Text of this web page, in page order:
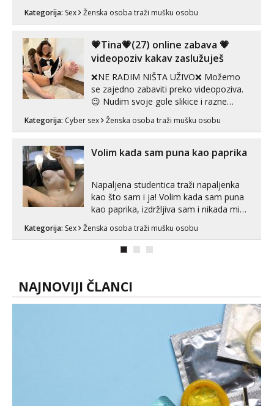
Kategorija: Sex Ženska osoba traži mušku osobu
💗Tina💗(27) online zabava 💗
videopoziv kakav zaslužuješ
❌NE RADIM NIŠTA UŽIVO❌ Možemo
se zajedno zabaviti preko videopoziva.
😉 Nudim svoje gole slikice i razne
videouradke. 🤩 Za online zabavu pošalji
poruku na Whatsapp, Telegram ili Viber.
autentičnosti možeš me vidjeti na
videopozivu. 😉 S vama sam vec 5 ...
Kategorija: Cyber sex Ženska osoba traži mušku osobu
Volim kada sam puna kao paprika
Napaljena studentica traži napaljenka
kao što sam i ja! Volim kada sam puna
kao paprika, izdržljiva sam i nikada mi
puta dnevno bilo kad i bilo gdje zato se
javi što prije da me isprobaš Klikni na
Kategorija: Sex Ženska osoba traži mušku osobu
NAJNOVIJI ČLANCI